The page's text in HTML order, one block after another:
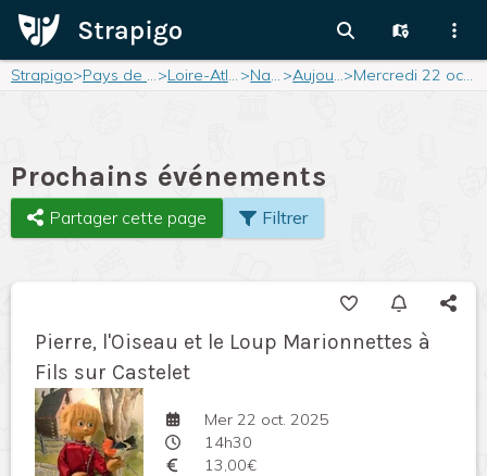
Strapigo> Pays de la Loire> Loire-Atlantique > Nantes > Aujourd'hui> Mercredi 22 octobre 2025
Prochains événements
Partager cette page Filtrer
Pierre, l'Oiseau et le Loup Marionnettes à
Fils sur Castelet
Mer 22 oct. 2025
14h30
13,00€